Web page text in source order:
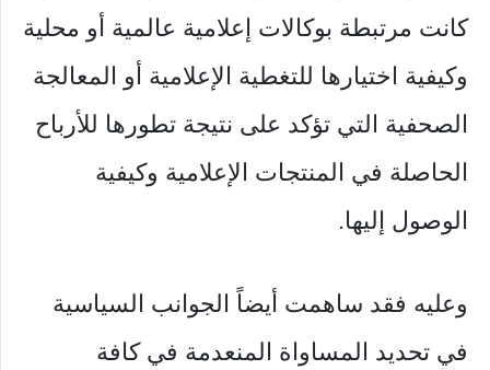
كانت مرتبطة بوكالات إعلامية عالمية أو محلية
وكيفية اختيارها للتغطية الإعلامية أو المعالجة
الصحفية التي تؤكد على نتيجة تطورها للأرباح
الحاصلة في المنتجات الإعلامية وكيفية
الوصول إليها.
‏وعليه فقد ساهمت أيضاً الجوانب السياسية
في تحديد ‏المساواة ‏المنعدمة في كافة